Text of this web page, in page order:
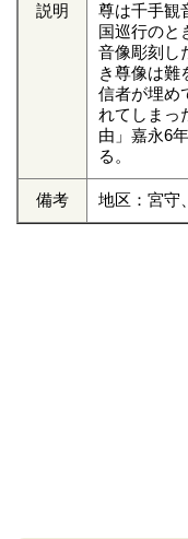
説明
尊は千手観
国巡行のと
音像彫刻し
き尊像は難
信者が埋め
れてしまっ
由」嘉永6
る。
備考 地区：宮守